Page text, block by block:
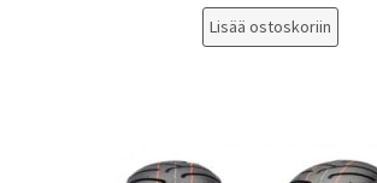
Lisää ostoskoriin